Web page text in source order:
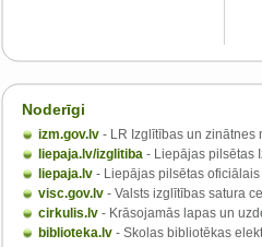
Noderīgi
izm.gov.lv - LR Izglītības un zinātnes
liepaja.lv/izglitiba - Liepājas pilsētas
liepaja.lv - Liepājas pilsētas
visc.gov.lv - Valsts izglītības satura
cirkulis.lv - Krāsojamās lapas un
biblioteka.lv - Skolas bibliotēkas